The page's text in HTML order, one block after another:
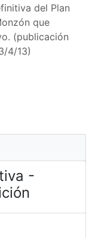
del Plan
que
(publicación
4/13)
-